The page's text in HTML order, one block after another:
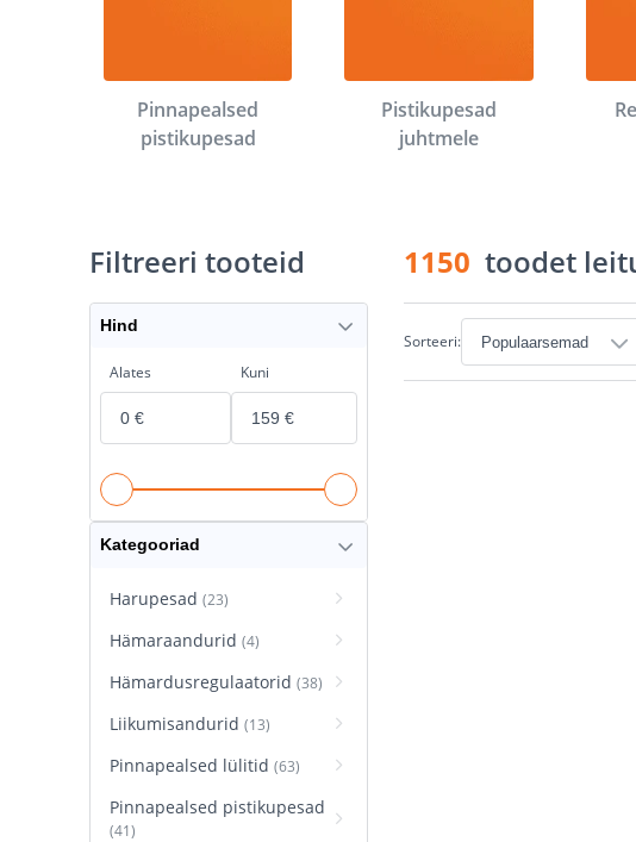
Pinnapealsed
pistikupesad
Pistikupesad
juhtmele
1150 toodet
Sorteeri:
Filtreeri tooteid
Hind
Alates Kuni
Kategooriad
Harupesad (23)
Hämaraandurid (4)
Hämardusregulaatorid (38)
Liikumisandurid (13)
Pinnapealsed lülitid (63)
Pinnapealsed pistikupesad
(41)